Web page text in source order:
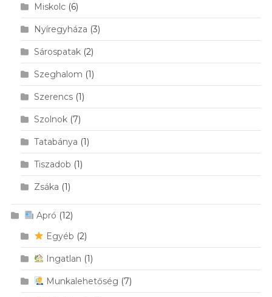
Miskolc(6)
Nyíregyháza (3)
Sárospatak(2)
Szeghalom (1)
Szerencs(1)
Szolnok(7)
Tatabánya (1)
Tiszadob (1)
Zsáka (1)
Apró (12)
Egyéb (2)
Ingatlan (1)
Munkalehetőség (7)